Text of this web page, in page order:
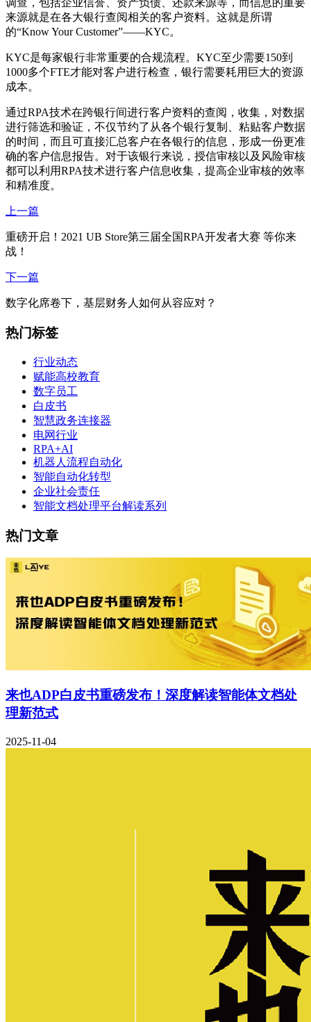
调查，包括企业信誉、资产负债、还款来源等，而信息的重要
来源就是在各大银行查阅相关的客户资料。这就是所谓
的“Know Your Customer”——KYC。
KYC是每家银行非常重要的合规流程。KYC至少需要150到
1000多个FTE才能对客户进行检查，银行需要耗用巨大的资源
成本。
通过RPA技术在跨银行间进行客户资料的查阅，收集，对数据
进行筛选和验证，不仅节约了从各个银行复制、粘贴客户数据
的时间，而且可直接汇总客户在各银行的信息，形成一份更准
确的客户信息报告。对于该银行来说，授信审核以及风险审核
都可以利用RPA技术进行客户信息收集，提高企业审核的效率
和精准度。
上一篇
重磅开启！2021 UB Store第三届全国RPA开发者大赛 等你来
战！
下一篇
数字化席卷下，基层财务人如何从容应对？
热门标签
行业动态
赋能高校教育
数字员工
白皮书
智慧政务连接器
电网行业
RPA+AI
机器人流程自动化
智能自动化转型
企业社会责任
智能文档处理平台解读系列
热门文章
来也ADP白皮书重磅发布！深度解读智能体文档处
理新范式
2025-11-04